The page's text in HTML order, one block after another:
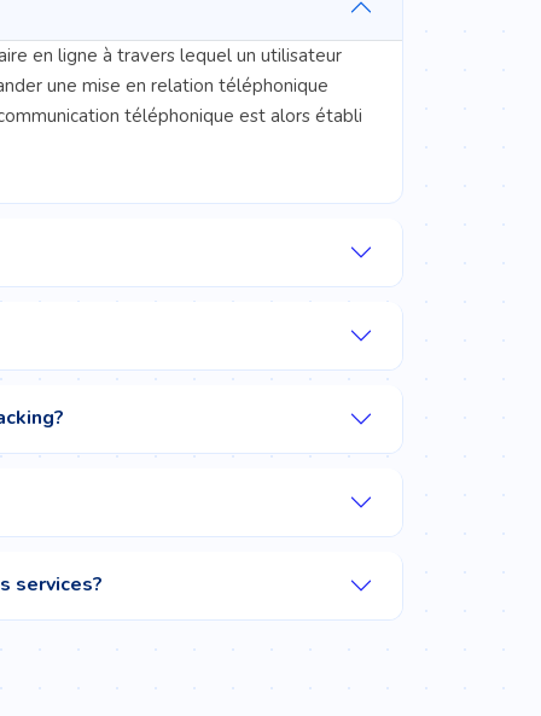
en ligne à travers lequel un utilisateur
une mise en relation téléphonique
téléphonique est alors établi
services?